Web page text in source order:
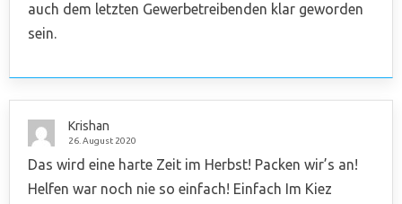
auch dem letzten Gewerbetreibenden klar geworden
sein.
Krishan
26. August 2020
Das wird eine harte Zeit im Herbst! Packen wir’s an!
Helfen war noch nie so einfach! Einfach Im Kiez